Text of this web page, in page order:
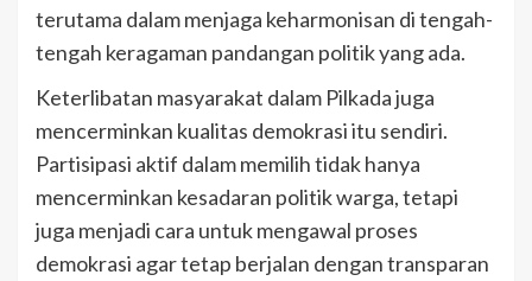
terutama dalam menjaga keharmonisan di tengah-
tengah keragaman pandangan politik yang ada.
Keterlibatan masyarakat dalam Pilkada juga
mencerminkan kualitas demokrasi itu sendiri.
Partisipasi aktif dalam memilih tidak hanya
mencerminkan kesadaran politik warga, tetapi
juga menjadi cara untuk mengawal proses
demokrasi agar tetap berjalan dengan transparan